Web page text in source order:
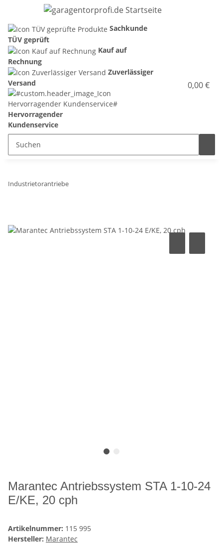
Sachkunde
TÜV geprüft
Kauf auf
Rechnung
Zuverlässiger
Versand
Hervorragender
Kundenservice
0,00 €
Industrietorantriebe
Marantec Antriebssystem STA 1-10-24
E/KE, 20 cph
Artikelnummer: 115 995
Hersteller: Marantec